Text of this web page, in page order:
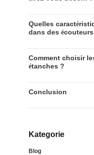
Quelles caracté
dans des écouteurs
Comment choisir
étanches ?
Conclusion
Kategorie
Blog